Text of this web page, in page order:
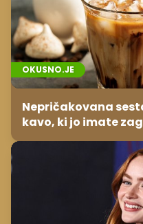
OKUSNO.JE
Nepričakovana
kavo, ki jo imate